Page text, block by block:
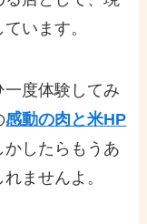
います。
度体験してみ
感動の肉と米HP
したらもうあ
ませんよ。